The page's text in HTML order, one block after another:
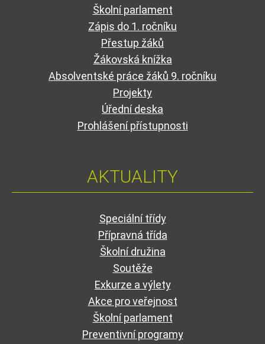
Školní parlament
Zápis do 1. ročníku
Přestup žáků
Žákovská knížka
Absolventské práce žáků 9. ročníku
Projekty
Úřední deska
Prohlášení přístupnosti
AKTUALITY
Speciální třídy
Přípravná třída
Školní družina
Soutěže
Exkurze a výlety
Akce pro veřejnost
Školní parlament
Preventivní programy